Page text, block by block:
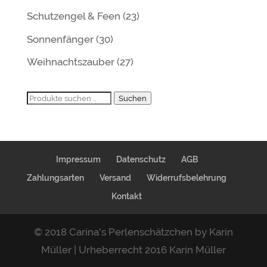
Schutzengel & Feen (23)
Sonnenfänger (30)
Weihnachtszauber (27)
Suchen
Suchen
Impressum Datenschutz
AGB
Zahlungsarten
Versand
Widerrufsbelehrung
Kontakt
© 2018 Carina's Perlenschätzchen by Karin
Müller | Urheberrecht 2016 Karin Müller